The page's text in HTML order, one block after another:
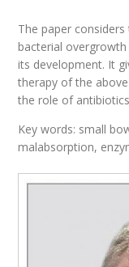
The paper
bacterial
its development. It
therapy of the
the role of
Key words: small
malabsorption,